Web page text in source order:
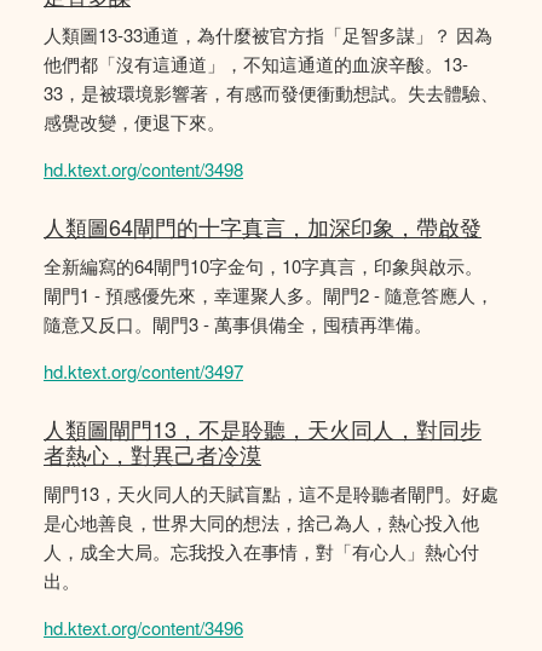
人類圖13-33通道，為什麼被官方指「足智多謀」？ 因為
他們都「沒有這通道」，不知這通道的血淚辛酸。13-
33，是被環境影響著，有感而發便衝動想試。失去體驗、
感覺改變，便退下來。
hd.ktext.org/content/3498
人類圖64閘門的十字真言，加深印象，帶啟發
全新編寫的64閘門10字金句，10字真言，印象與啟示。
閘門1 - 預感優先來，幸運聚人多。閘門2 - 隨意答應人，
隨意又反口。閘門3 - 萬事俱備全，囤積再準備。
hd.ktext.org/content/3497
人類圖閘門13，不是聆聽，天火同人，對同步
者熱心，對異己者冷漠
閘門13，天火同人的天賦盲點，這不是聆聽者閘門。好處
是心地善良，世界大同的想法，捨己為人，熱心投入他
人，成全大局。忘我投入在事情，對「有心人」熱心付
出。
hd.ktext.org/content/3496